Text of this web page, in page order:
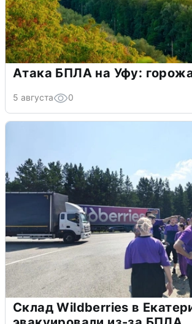
Атака БПЛА на Уфу:
5 августа 0
Склад Wildberries в